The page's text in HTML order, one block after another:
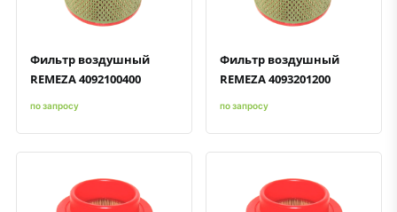
Фильтр воздушный
REMEZA 4092100400
по запросу
Фильтр воздушный
REMEZA 4093201200
по запросу